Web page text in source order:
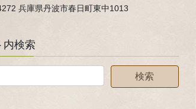
兵庫県丹波市春日町東中1013
内検索